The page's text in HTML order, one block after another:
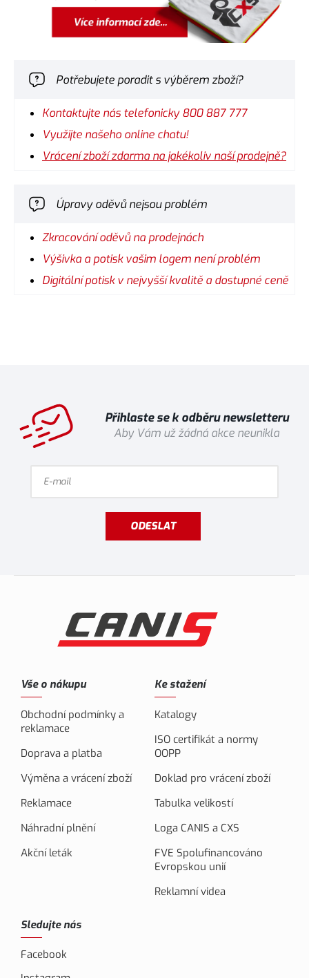
Potřebujete poradit s výběrem zboží?
Kontaktujte nás telefonicky 800 887 777
Využijte našeho online chatu!
Vrácení zboží zdarma na jakékoliv naší prodejně?
Úpravy oděvů nejsou problém
Zkracování oděvů na prodejnách
Výšivka a potisk vašim logem není problém
Digitální potisk v nejvyšší kvalitě a dostupné ceně
Přihlaste se k odběru newsletteru
Aby Vám už žádná akce neunikla
ODESLAT
Vše o nákupu
Obchodní podmínky a
reklamace
Doprava a platba
Výměna a vrácení zboží
Reklamace
Náhradní plnění
Akční leták
Ke stažení
Katalogy
ISO certifikát a normy
OOPP
Doklad pro vrácení zboží
Tabulka velikostí
Loga CANIS a CXS
FVE Spolufinancováno
Evropskou unií
Reklamní videa
Sledujte nás
Facebook